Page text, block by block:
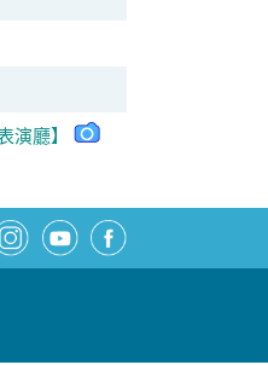
演廳】